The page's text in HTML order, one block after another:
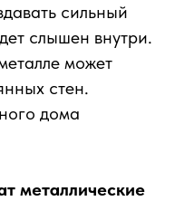
сильный
слышен внутри.
может
стен.
дома
металлические